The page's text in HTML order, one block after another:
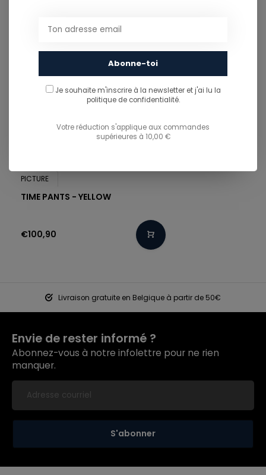
PICTURE
TIME PANTS - YELLOW
€100,90
Livraison gratuite en Belgique à partir de 50€
Envie de rester informé ?
Abonnez-vous à notre infolettre pour ne rien
manquer.
S'abonner
Abonne-toi
Je souhaite m'inscrire à la newsletter et j'ai lu la
politique de confidentialité.
Votre réduction s'applique aux commandes
supérieures à 10,00 €